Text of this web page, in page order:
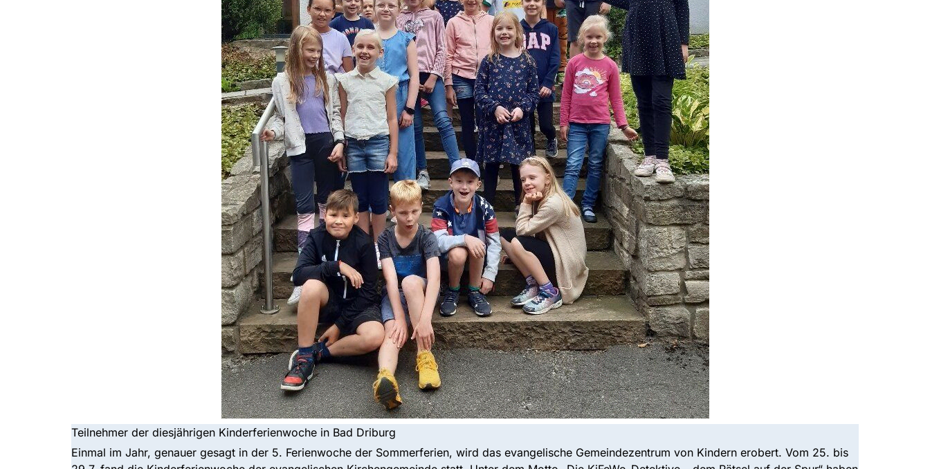
Teilnehmer der diesjährigen Kinderferienwoche in Bad Driburg
Einmal im Jahr, genauer gesagt in der 5. Ferienwoche der Sommerferien, wird das evangelische Gemeindezentrum von Kindern erobert. Vom 25. bis